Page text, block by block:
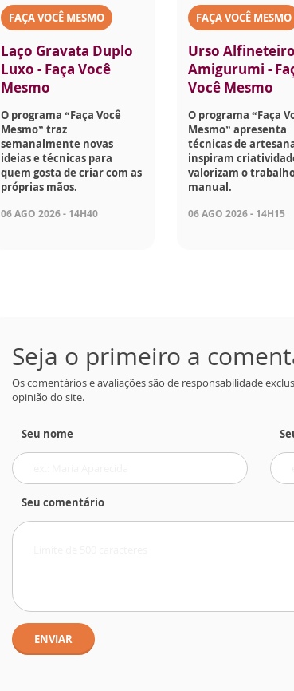
FAÇA VOCÊ MESMO
Laço Gravata Duplo
Luxo - Faça Você
Mesmo
O programa “Faça Você
Mesmo” traz
semanalmente novas
ideias e técnicas para
quem gosta de criar com as
próprias mãos.
06 AGO 2026 - 14H40
FAÇA VOCÊ MESMO
Urso
Amigurumi -
Você Mesmo
O programa “Faça
Mesmo” apresenta
técnicas de
inspiram
valorizam o
manual.
06 AGO 2026 - 14H15
Seja o primeiro a
Os comentários e avaliações são de responsabilidade
opinião do site.
Seu nome
Seu comentário
ENVIAR